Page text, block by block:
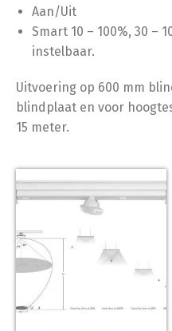
Aan/Uit
Smart 10 – 100%, 30 –
instelbaar.
Uitvoering op 600 mm
blindplaat en voor
15 meter.